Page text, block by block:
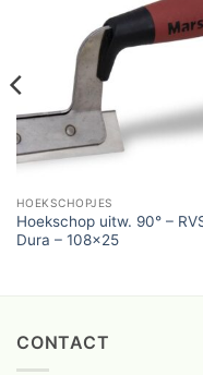
HOEKSCHOPJES
Hoekschop uitw. 90° –
Dura – 108×25
CONTACT